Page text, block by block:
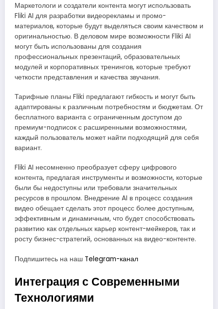
Маркетологи и создатели контента могут использовать
Fliki AI для разработки видеорекламы и промо-
материалов, которые будут выделяться своим качеством и
оригинальностью. В деловом мире возможности Fliki AI
могут быть использованы для создания
профессиональных презентаций, образовательных
модулей и корпоративных тренингов, которые требуют
четкости представления и качества звучания.
Тарифные планы Fliki предлагают гибкость и могут быть
адаптированы к различным потребностям и бюджетам. От
бесплатного варианта с ограниченным доступом до
премиум-подписок с расширенными возможностями,
каждый пользователь может найти подходящий для себя
вариант.
Fliki AI несомненно преобразует сферу цифрового
контента, предлагая инструменты и возможности, которые
были бы недоступны или требовали значительных
ресурсов в прошлом. Внедрение AI в процесс создания
видео обещает сделать этот процесс более доступным,
эффективным и динамичным, что будет способствовать
развитию как отдельных карьер контент-мейкеров, так и
росту бизнес-стратегий, основанных на видео-контенте.
Подпишитесь на наш Telegram-канал
Интеграция с Современными
Технологиями